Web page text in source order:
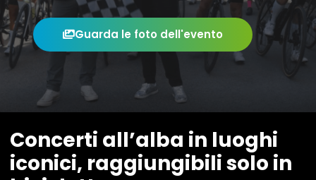
Guarda le foto dell'evento
Concerti all’alba in luoghi
iconici, raggiungibili solo in